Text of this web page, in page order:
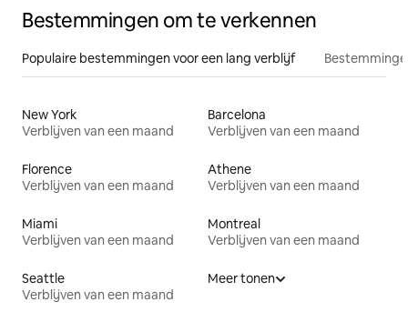
Bestemmingen om te verkennen
Populaire bestemmingen voor een lang verblijf
New York
Verblijven van een maand
Barcelona
Verblijven van een maand
Florence
Verblijven van een maand
Athene
Verblijven van een maand
Miami
Verblijven van een maand
Montreal
Verblijven van een maand
Seattle
Verblijven van een maand
Meer tonen